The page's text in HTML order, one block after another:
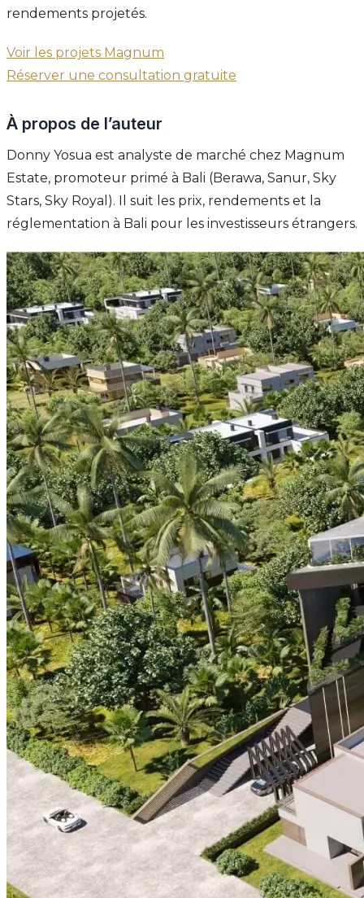
rendements projetés.
Voir les projets Magnum
Réserver une consultation gratuite
À propos de l’auteur
Donny Yosua est analyste de marché chez Magnum
Estate, promoteur primé à Bali (Berawa, Sanur, Sky
Stars, Sky Royal). Il suit les prix, rendements et la
réglementation à Bali pour les investisseurs étrangers.